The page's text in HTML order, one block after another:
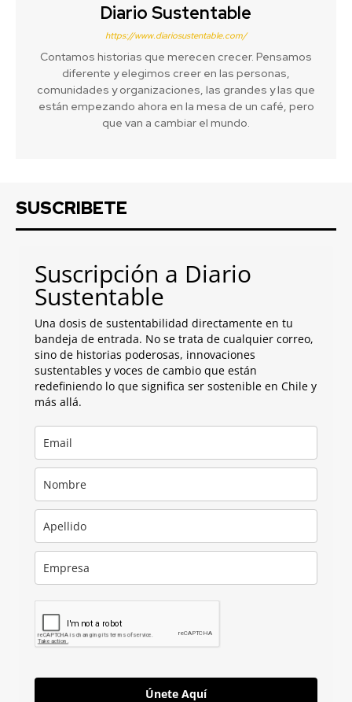
Diario Sustentable
https://www.diariosustentable.com/
Contamos historias que merecen crecer. Pensamos
diferente y elegimos creer en las personas,
comunidades y organizaciones, las grandes y las que
están empezando ahora en la mesa de un café, pero
que van a cambiar el mundo.
SUSCRIBETE
Suscripción a Diario
Sustentable
Una dosis de sustentabilidad directamente en tu
bandeja de entrada. No se trata de cualquier correo,
sino de historias poderosas, innovaciones
sustentables y voces de cambio que están
redefiniendo lo que significa ser sostenible en Chile y
más allá.
Únete Aquí